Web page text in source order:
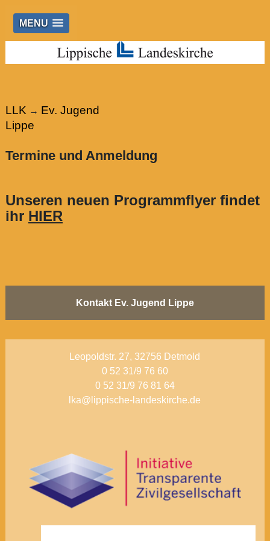
MENU
LLK → Ev. Jugend
Lippe
Termine und Anmeldung
Unseren neuen Programmflyer findet
ihr HIER
Kontakt Ev. Jugend Lippe
Leopoldstr. 27, 32756 Detmold
0 52 31/9 76 60
0 52 31/9 76 81 64
lka@lippische-landeskirche.de